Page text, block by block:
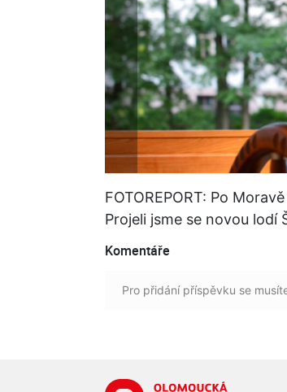
FOTOREPORT: Po
Projeli jsme se novou lodí
Komentáře
Pro přidání příspěvku se